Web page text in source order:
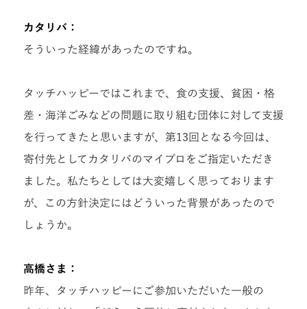
カタリバ：
そういった経緯があったのですね。
タッチハッピーではこれまで、食の支援、貧困・格
差・海洋ごみなどの問題に取り組む団体に対して支援
を行ってきたと思いますが、第13回となる今回は、
寄付先としてカタリバのマイプロをご指定いただき
ました。 私たちとしては大変嬉しく思っております
が、この方針決定にはどういった背景があったので
しょうか。
高橋さま：
昨年、タッチハッピーにご参加いただいた一般の